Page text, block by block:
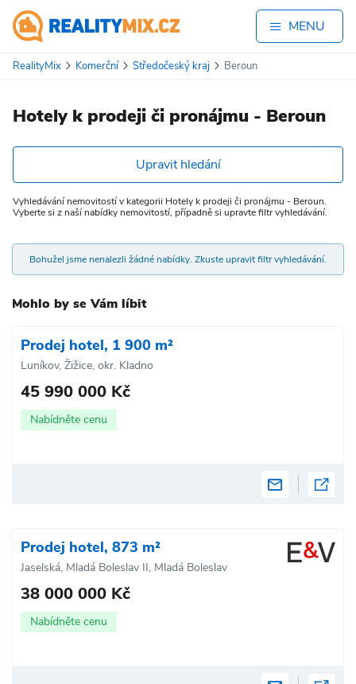
MENU
RealityMix Komerční Středočeský kraj Beroun
Hotely k prodeji či pronájmu - Beroun
Upravit hledání
Vyhledávání nemovitostí v kategorii Hotely k prodeji či pronájmu - Beroun.
Vyberte si z naší nabídky nemovitostí, případně si upravte filtr vyhledávání.
Bohužel jsme nenalezli žádné nabídky. Zkuste upravit filtr vyhledávání.
Mohlo by se Vám líbit
Prodej hotel, 1 900 m²
Luníkov, Žižice, okr. Kladno
45 990 000 Kč
Nabídněte cenu
Prodej hotel, 873 m²
Jaselská, Mladá Boleslav II, Mladá Boleslav
38 000 000 Kč
Nabídněte cenu